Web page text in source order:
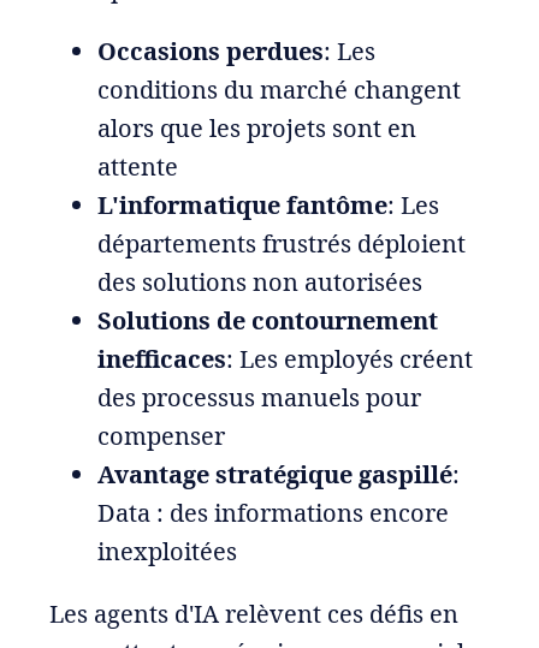
Occasions perdues: Les
conditions du marché changent
alors que les projets sont en
attente
L'informatique fantôme: Les
départements frustrés déploient
des solutions non autorisées
Solutions de contournement
inefficaces: Les employés créent
des processus manuels pour
compenser
Avantage stratégique gaspillé:
Data : des informations encore
inexploitées
Les agents d'IA relèvent ces défis en